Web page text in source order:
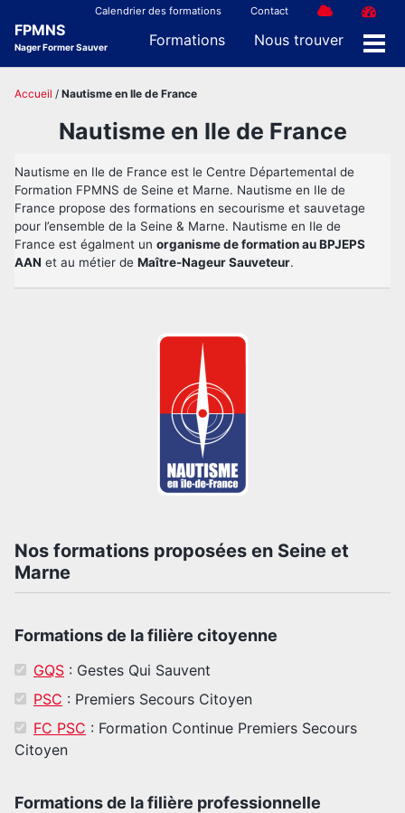
primary
content
footer
Calendrier des formations Contact
FPMNS
Nager Former Sauver Formations Nous trouver
Accueil / Nautisme en Ile de France
Nautisme en Ile de France
Nautisme en Ile de France est le Centre Départemental de
Formation FPMNS de Seine et Marne. Nautisme en Ile de
France propose des formations en secourisme et sauvetage
pour l’ensemble de la Seine & Marne. Nautisme en Ile de
France est égalment un organisme de formation au BPJEPS
AAN et au métier de Maître-Nageur Sauveteur.
Nos formations proposées en Seine et
Marne
Formations de la filière citoyenne
GQS : Gestes Qui Sauvent
PSC : Premiers Secours Citoyen
FC PSC : Formation Continue Premiers Secours
Citoyen
Formations de la filière professionnelle